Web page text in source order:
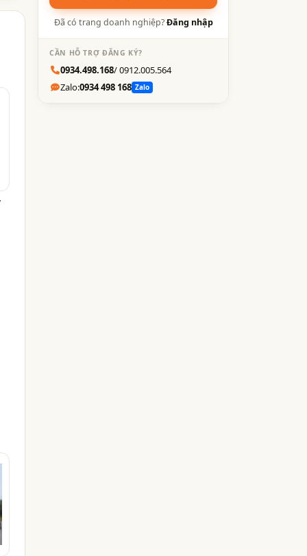
Đã có trang doanh nghiệp?Đăng nhập
CẦN HỖ TRỢ ĐĂNG KÝ?
0934.498.168/ 0912.005.564
Zalo:0934 498 168 Zalo